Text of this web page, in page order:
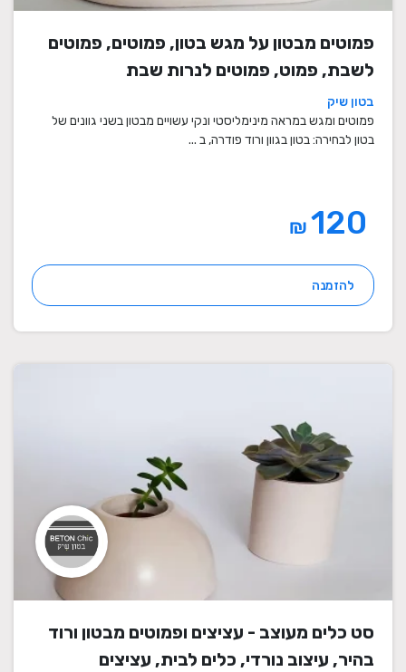
פמוטים מבטון על מגש בטון, פמוטים, פמוטים
לשבת, פמוט, פמוטים לנרות שבת
בטון שיק
פמוטים ומגש במראה מינימליסטי ונקי עשויים מבטון בשני גוונים של
בטון לבחירה: בטון בגוון ורוד פודרה, ב ...
₪
להזמנה
סט כלים מעוצב - עציצים ופמוטים מבטון ורוד
בהיר, עיצוב נורדי, כלים לבית, עציצים